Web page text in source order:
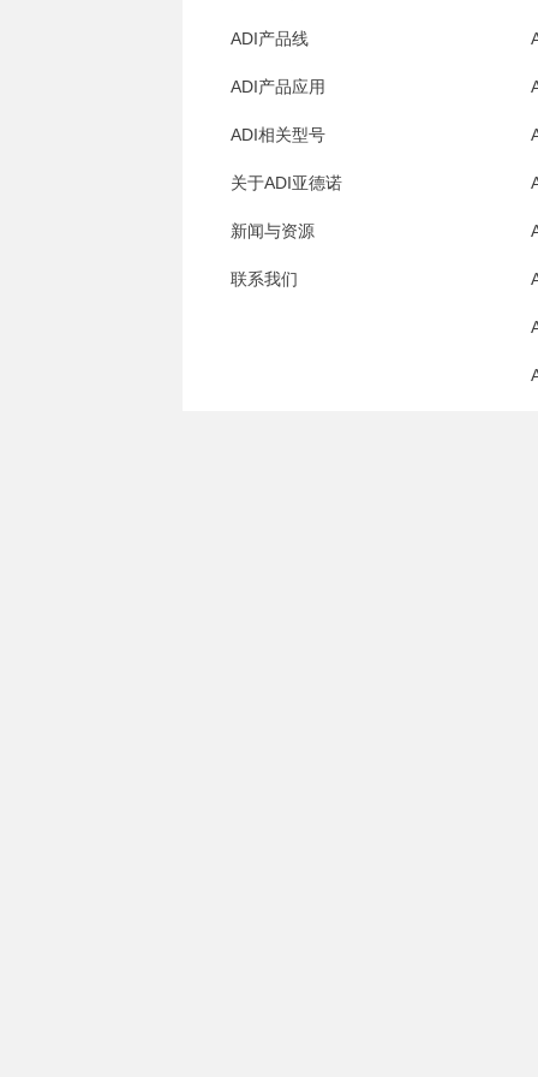
ADI产品线
ADI产品应用
ADI相关型号
关于ADI亚德诺
新闻与资源
联系我们